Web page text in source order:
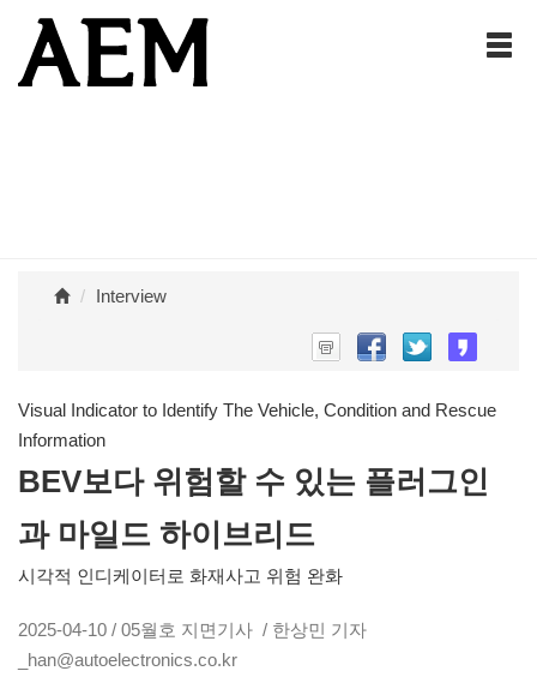
Interview
Visual Indicator to Identify The Vehicle, Condition and Rescue
Information
BEV보다 위험할 수 있는 플러그인
과 마일드 하이브리드
시각적 인디케이터로 화재사고 위험 완화
2025-04-10 / 05월호 지면기사 / 한상민 기자
_han@autoelectronics.co.kr